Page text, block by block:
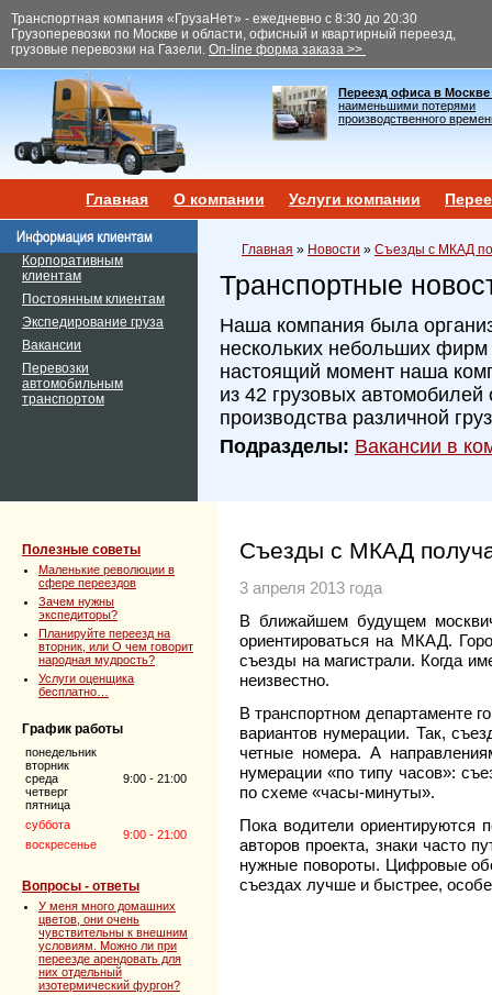
Транспортная компания «ГрузаНет» - ежедневно с 8:30 до 20:30
Грузоперевозки по Москве и области, офисный и квартирный переезд,
грузовые перевозки на Газели. On-line форма заказа >>
Переезд офиса в Москве
наименьшими потерями
производственного
Главная О компании Услуги компании
Корпоративным
клиентам
Постоянным клиентам
Экспедирование груза
Вакансии
Перевозки
автомобильным
транспортом
Главная » Новости » Съезды с МКАД
Транспортные
Наша компания была
нескольких небольших фирм
настоящий момент наша
из 42 грузовых автомобилей
производства различной
Подразделы: Вакансии в
Полезные советы
Маленькие революции в
сфере переездов
Зачем нужны
экспедиторы?
Планируйте переезд на
вторник, или О чем говорит
народная мудрость?
Услуги оценщика
бесплатно…
График работы
понедельник
вторник
среда
четверг
пятница
9:00 - 21:00
суббота
9:00 - 21:00
воскресенье
Вопросы - ответы
У меня много домашних
цветов, они очень
чувствительны к внешним
условиям. Можно ли при
переезде арендовать для
них отдельный
изотермический фургон?
Съезды с МКАД
3 апреля 2013 года
В ближайшем будущем
ориентироваться на МКАД.
съезды на магистрали. Когда
неизвестно.
В транспортном департаменте
вариантов нумерации. Так,
четные номера. А
нумерации «по типу часов»:
по схеме «часы-минуты».
Пока водители
авторов проекта, знаки часто
нужные повороты. Цифровые
съездах лучше и быстрее,